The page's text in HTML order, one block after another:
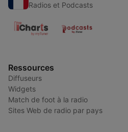
Radios et Podcasts
Ressources
Diffuseurs
Widgets
Match de foot à la radio
Sites Web de radio par pays